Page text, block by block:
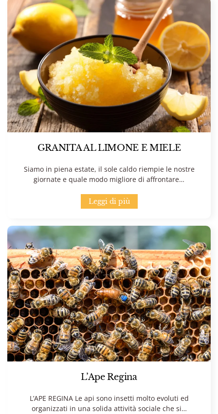
GRANITA AL LIMONE E MIELE
Siamo in piena estate, il sole caldo riempie le nostre
giornate e quale modo migliore di affrontare…
Leggi di più
L’Ape Regina
L’APE REGINA Le api sono insetti molto evoluti ed
organizzati in una solida attività sociale che si…